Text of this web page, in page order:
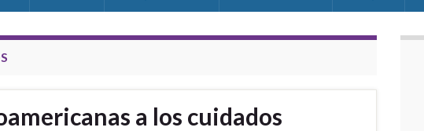
a los cuidados